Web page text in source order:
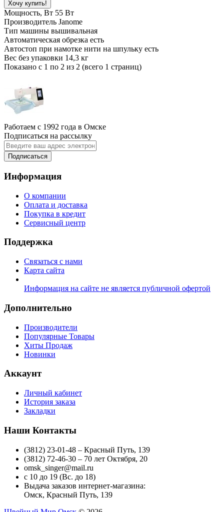
Хочу купить!
Мощность, Вт 55 Вт
Производитель Janome
Тип машины вышивальная
Автоматическая обрезка есть
Автостоп при намотке нити на шпульку есть
Вес без упаковки 14,3 кг
Показано с 1 по 2 из 2 (всего 1 страниц)
Работаем с 1992 года в Омске
Подписаться на рассылку
Подписаться
Информация
О компании
Оплата и доставка
Покупка в кредит
Сервисный центр
Поддержка
Связаться с нами
Карта сайта
Информация на сайте не является публичной офертой
Дополнительно
Производители
Популярные Товары
Хиты Продаж
Новинки
Аккаунт
Личный кабинет
История заказа
Закладки
Наши Контакты
(3812) 23-01-48 – Красный Путь, 139
(3812) 72-46-30 – 70 лет Октября, 20
omsk_singer@mail.ru
с 10 до 19 (Вс. до 18)
Выдача заказов интернет-магазина:
Омск, Красный Путь, 139